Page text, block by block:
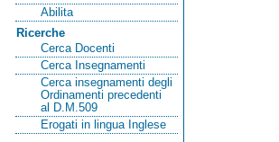
Abilita
Ricerche
Cerca Docenti
Cerca Insegnamenti
Cerca insegnamenti degli
Ordinamenti precedenti
al D.M.509
Erogati in lingua Inglese